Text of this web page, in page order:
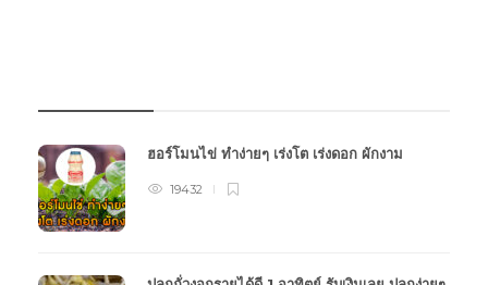
ฮอร์โมนไข่ ทำง่ายๆ เร่งโต เร่งดอก ผักงาม
19432